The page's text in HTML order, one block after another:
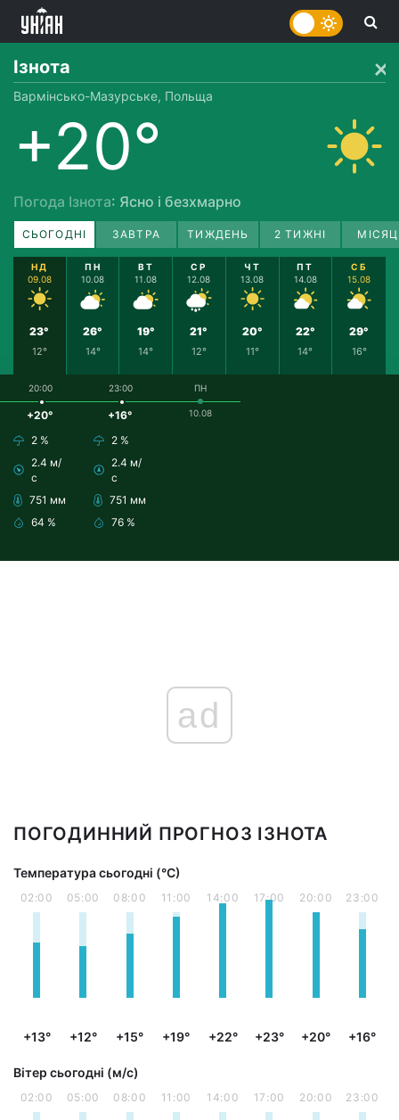
Ізнота
Вармінсько-Мазурське, Польща
+20°
Погода Ізнота: Ясно і безхмарно
СЬОГОДНІ ЗАВТРА ТИЖДЕНЬ 2 ТИЖНІ
НД
09.08
23°
12°
ПН
10.08
26°
14°
ВТ
11.08
19°
14°
СР
12.08
21°
12°
ЧТ
13.08
20°
11°
ПТ
14.08
22°
14°
СБ
15.08
29°
16°
20:00
+20°
2 %
2.4 м/
с
751 мм
64 %
23:00
+16°
2 %
2.4 м/
с
751 мм
76 %
ПН
10.08
ad
ПОГОДИННИЙ ПРОГНОЗ ІЗНОТА
Температура сьогодні (°С)
02:00
+13°
05:00
+12°
08:00
+15°
11:00
+19°
14:00
+22°
17:00
+23°
20:00
+20°
23:00
+16°
Вітер сьогодні (м/с)
02:00 05:00 08:00 11:00 14:00 17:00 20:00 23:00